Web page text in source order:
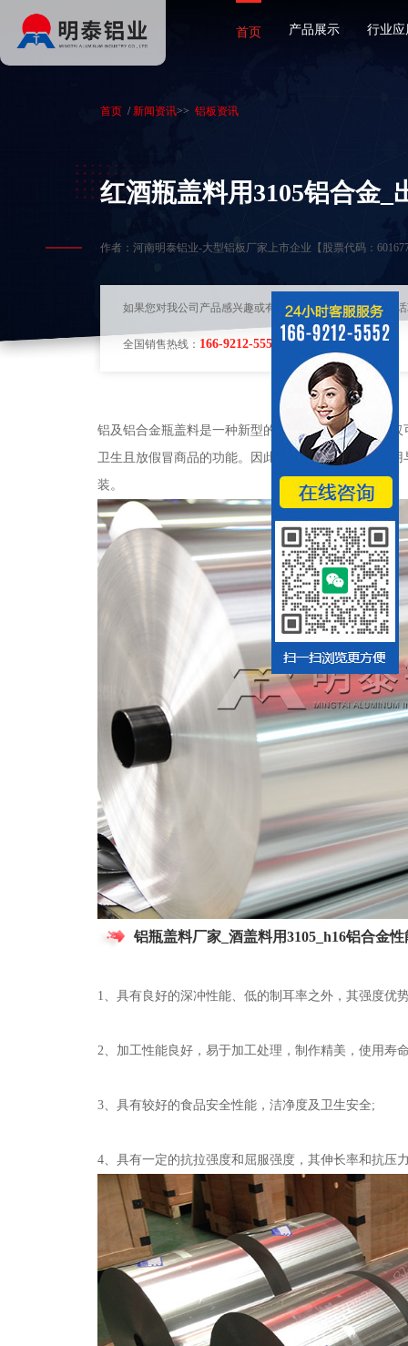
首页 产品展示 行业应
首页 /新闻资讯>> 铝板资讯
红酒瓶盖料用3105铝合金_
作者：河南明泰铝业-大型铝板厂家上市企业【股票代码：
如果您对我公司产品感兴趣或有其他问题，可随时拨打电
全国销售热线： 166-9212-5552
铝及铝合金瓶盖料是一种新型的瓶盖封口材料，其不
卫生且放假冒商品的功能。因此在国内外已经广泛应
装。
铝瓶盖料厂家_酒盖料用3105_h16铝合金
1、具有良好的深冲性能、低的制耳率之外，其强度优
2、加工性能良好，易于加工处理，制作精美，使用寿
3、具有较好的食品安全性能，洁净度及卫生安全;
4、具有一定的抗拉强度和屈服强度，其伸长率和抗压